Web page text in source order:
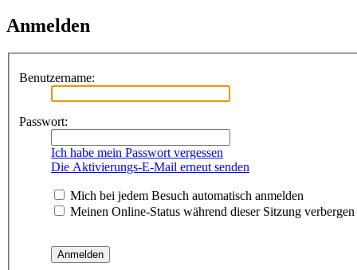
Anmelden
Benutzername:
Passwort:
Ich habe mein Passwort vergessen
Die Aktivierungs-E-Mail erneut senden
Mich bei jedem Besuch automatisch anmelden
Meinen Online-Status während dieser Sitzung verbergen